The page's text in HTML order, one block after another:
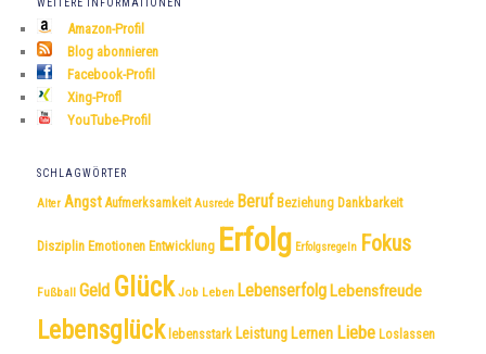
WEITERE INFORMATIONEN
Amazon-Profil
Blog abonnieren
Facebook-Profil
Xing-Profl
YouTube-Profil
SCHLAGWÖRTER
Alter Angst Aufmerksamkeit Ausrede Beruf Beziehung Dankbarkeit
Disziplin Emotionen Entwicklung Erfolg Erfolgsregeln Fokus
Fußball Geld Glück Job Leben Lebenserfolg Lebensfreude
Lebensglück lebensstark Leistung Lernen Liebe Loslassen